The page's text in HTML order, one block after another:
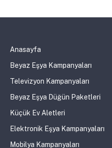
Anasayfa
Beyaz Eşya Kampanyaları
Televizyon Kampanyaları
Beyaz Eşya Düğün Paketleri
Küçük Ev Aletleri
Elektronik Eşya Kampanyaları
Mobilya Kampanyaları